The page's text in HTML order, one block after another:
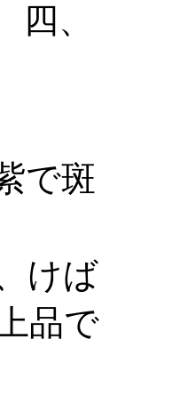
四、
で斑
けば
品で